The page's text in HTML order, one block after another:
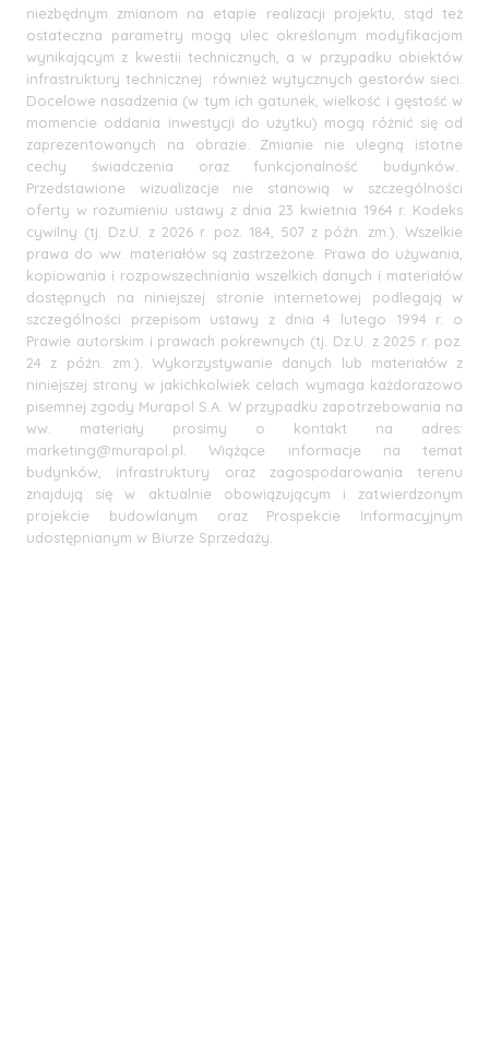
niezbędnym zmianom na etapie realizacji projektu, stąd też
ostateczna parametry mogą ulec określonym modyfikacjom
wynikającym z kwestii technicznych, a w przypadku obiektów
infrastruktury technicznej również wytycznych gestorów sieci.
Docelowe nasadzenia (w tym ich gatunek, wielkość i gęstość w
momencie oddania inwestycji do użytku) mogą różnić się od
zaprezentowanych na obrazie. Zmianie nie ulegną istotne
cechy świadczenia oraz funkcjonalność budynków.
Przedstawione wizualizacje nie stanowią w szczególności
oferty w rozumieniu ustawy z dnia 23 kwietnia 1964 r. Kodeks
cywilny (tj. Dz.U. z 2026 r. poz. 184, 507 z późn. zm.). Wszelkie
prawa do ww. materiałów są zastrzeżone. Prawa do używania,
kopiowania i rozpowszechniania wszelkich danych i materiałów
dostępnych na niniejszej stronie internetowej podlegają w
szczególności przepisom ustawy z dnia 4 lutego 1994 r. o
Prawie autorskim i prawach pokrewnych (tj. Dz.U. z 2025 r. poz.
24 z późn. zm.). Wykorzystywanie danych lub materiałów z
niniejszej strony w jakichkolwiek celach wymaga każdorazowo
pisemnej zgody Murapol S.A. W przypadku zapotrzebowania na
ww. materiały prosimy o kontakt na adres:
marketing@murapol.pl . Wiążące informacje na temat
budynków, infrastruktury oraz zagospodarowania terenu
znajdują się w aktualnie obowiązującym i zatwierdzonym
projekcie budowlanym oraz Prospekcie Informacyjnym
udostępnianym w Biurze Sprzedaży.